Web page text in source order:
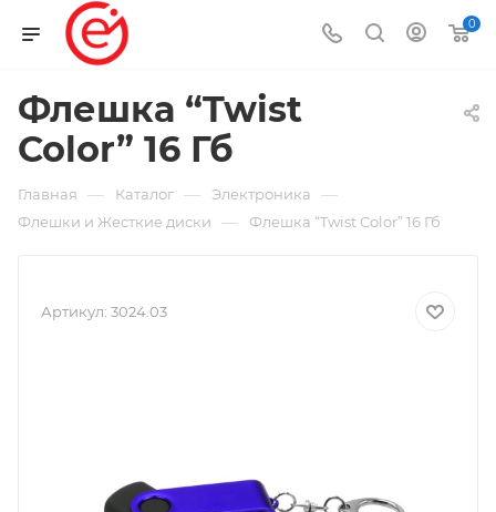
0
Флешка “Twist
Color” 16 Гб
Главная — Каталог — Электроника —
Флешки и Жесткие диски — Флешка “Twist Color” 16 Гб
Артикул: 3024.03